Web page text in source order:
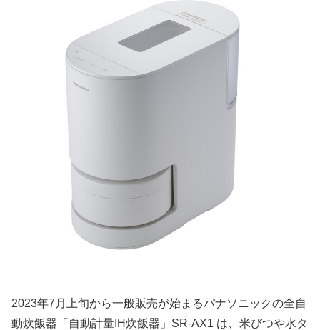
2023年7月上旬から一般販売が始まるパナソニックの全自
動炊飯器「自動計量IH炊飯器」SR-AX1 は、米びつや水タ